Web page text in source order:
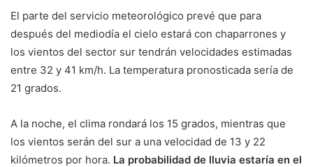
El parte del servicio meteorológico prevé que para
después del mediodía el cielo estará con chaparrones y
los vientos del sector sur tendrán velocidades estimadas
entre 32 y 41 km/h. La temperatura pronosticada sería de
21 grados.
A la noche, el clima rondará los 15 grados, mientras que
los vientos serán del sur a una velocidad de 13 y 22
kilómetros por hora. La probabilidad de lluvia estaría en el